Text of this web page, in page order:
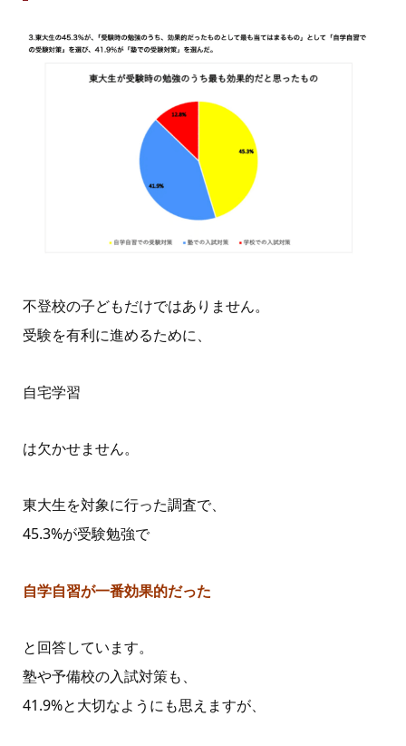
不登校の子どもだけではありません。
受験を有利に進めるために、
自宅学習
は欠かせません。
東大生を対象に行った調査で、
45.3%が受験勉強で
自学自習が一番効果的だった
と回答しています。
塾や予備校の入試対策も、
41.9%と大切なようにも思えますが、